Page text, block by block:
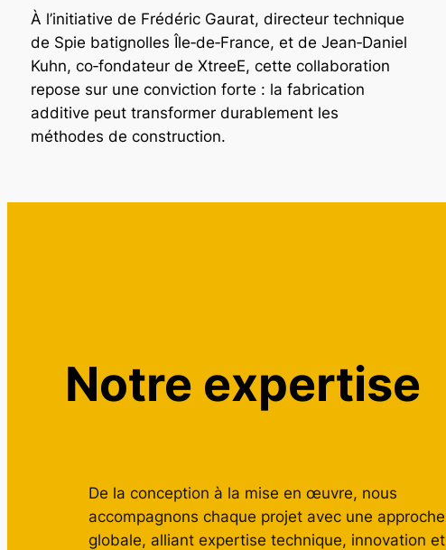
À l’initiative de Frédéric Gaurat, directeur technique
de Spie batignolles Île‑de‑France, et de Jean‑Daniel
Kuhn, co‑fondateur de XtreeE, cette collaboration
repose sur une conviction forte : la fabrication
additive peut transformer durablement les
méthodes de construction.
Notre expertise
De la conception à la mise en œuvre, nous
accompagnons chaque projet avec une approche
globale, alliant expertise technique, innovation et